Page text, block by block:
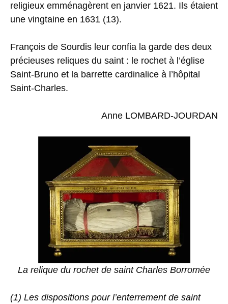
religieux emménagèrent en janvier 1621. Ils étaient
une vingtaine en 1631 (13).
François de Sourdis leur confia la garde des deux
précieuses reliques du saint : le rochet à l’église
Saint-Bruno et la barrette cardinalice à l’hôpital
Saint-Charles.
Anne LOMBARD-JOURDAN
La relique du rochet de saint Charles Borromée
(1) Les dispositions pour l’enterrement de saint